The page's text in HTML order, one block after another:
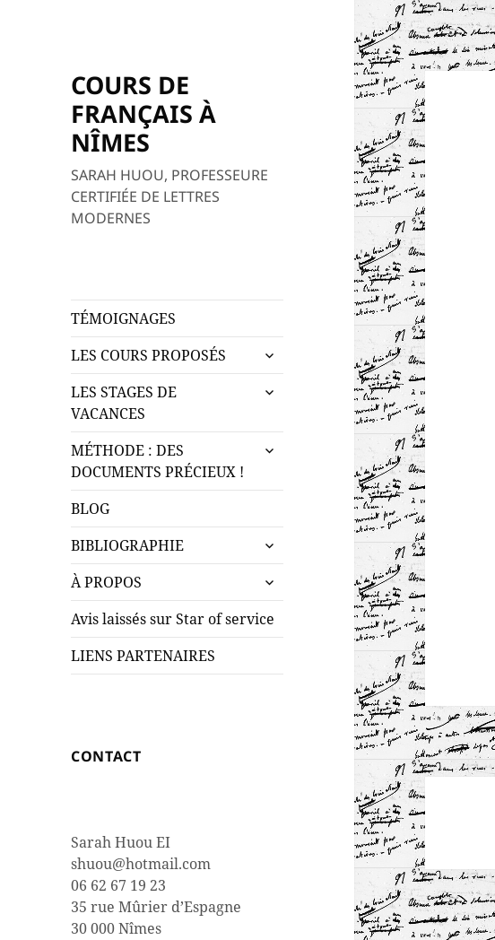
COURS DE
FRANÇAIS À
NÎMES
SARAH HUOU, PROFESSEURE
CERTIFIÉE DE LETTRES
MODERNES
TÉMOIGNAGES
LES COURS PROPOSÉS
ouvrir
le
sous-
LES STAGES DE
VACANCES
ouvrir
menu
MÉTHODE : DES
DOCUMENTS PRÉCIEUX !
ouvrir
BLOG
BIBLIOGRAPHIE
ouvrir
le
sous-
menu
À PROPOS
ouvrir
le
sous-
menu
Avis laissés sur Star of service
LIENS PARTENAIRES
CONTACT
Sarah Huou EI
shuou@hotmail.com
06 62 67 19 23
35 rue Mûrier d’Espagne
30 000 Nîmes